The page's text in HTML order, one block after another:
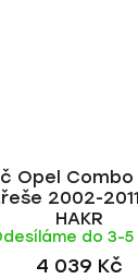
Opel Combo
2002-
HAKR
do 3-5
4 039 Kč